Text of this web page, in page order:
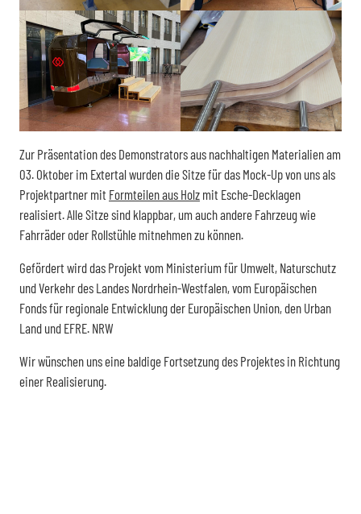
Zur Präsentation des Demonstrators aus nachhaltigen Materialien am
03. Oktober im Extertal wurden die Sitze für das Mock-Up von uns als
Projektpartner mit Formteilen aus Holz mit Esche-Decklagen
realisiert. Alle Sitze sind klappbar, um auch andere Fahrzeug wie
Fahrräder oder Rollstühle mitnehmen zu können.
Gefördert wird das Projekt vom Ministerium für Umwelt, Naturschutz
und Verkehr des Landes Nordrhein-Westfalen, vom Europäischen
Fonds für regionale Entwicklung der Europäischen Union, den Urban
Land und EFRE. NRW
Wir wünschen uns eine baldige Fortsetzung des Projektes in Richtung
einer Realisierung.